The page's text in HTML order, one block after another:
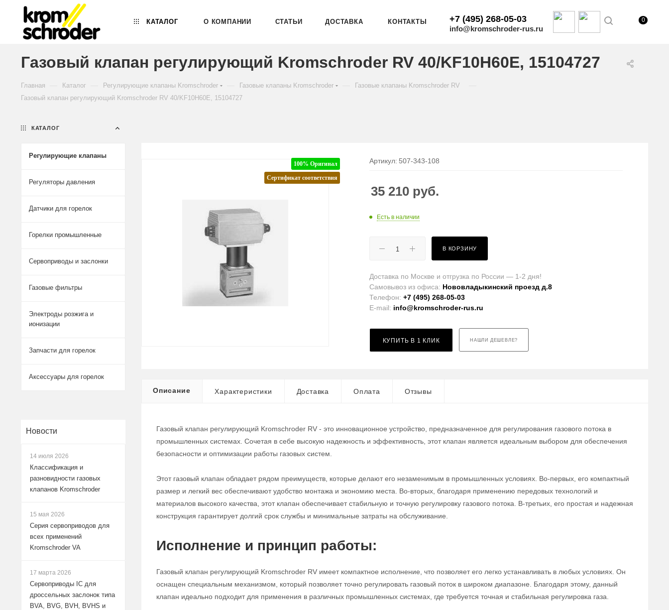
КАТАЛОГ О КОМПАНИИ СТАТЬИ ДОСТАВКА КОНТАКТЫ +7 (495) 268-05-03
info@kromschroder-rus.ru
0
Газовый клапан регулирующий Kromschroder RV 40/KF10H60E, 15104727
Главная Каталог Регулирующие клапаны Kromschroder Газовые клапаны Kromschroder Газовые клапаны Kromschroder RV
Газовый клапан регулирующий Kromschroder RV 40/KF10H60E, 15104727
100% Оригинал
Сертификат соответствия
Артикул: 507-343-108
35 210 руб.
Есть в наличии
В КОРЗИНУ
Доставка по Москве и отгрузка по России — 1-2 дня!
Самовывоз из офиса: Нововладыкинский проезд д.8
Телефон:+7 (495) 268-05-03
E-mail: info@kromschroder-rus.ru
КУПИТЬ В 1 КЛИК НАШЛИ ДЕШЕВЛЕ?
Описание Характеристики Доставка Оплата Отзывы
Газовый клапан регулирующий Kromschroder RV - это инновационное устройство, предназначенное для регулирования газового потока в
промышленных системах. Сочетая в себе высокую надежность и эффективность, этот клапан является идеальным выбором для обеспечения
безопасности и оптимизации работы газовых систем.
Этот газовый клапан обладает рядом преимуществ, которые делают его незаменимым в промышленных условиях. Во-первых, его компактный
размер и легкий вес обеспечивают удобство монтажа и экономию места. Во-вторых, благодаря применению передовых технологий и
материалов высокого качества, этот клапан обеспечивает стабильную и точную регулировку газового потока. В-третьих, его простая и надежная
конструкция гарантирует долгий срок службы и минимальные затраты на обслуживание.
Исполнение и принцип работы:
Газовый клапан регулирующий Kromschroder RV имеет компактное исполнение, что позволяет его легко устанавливать в любых условиях. Он
оснащен специальным механизмом, который позволяет точно регулировать газовый поток в широком диапазоне. Благодаря этому, данный
клапан идеально подходит для применения в различных промышленных системах, где требуется точная и стабильная регулировка газа.
КАТАЛОГ
Регулирующие клапаны
Регуляторы давления
Датчики для горелок
Горелки промышленные
Сервоприводы и заслонки
Газовые фильтры
Электроды розжига и
ионизации
Запчасти для горелок
Аксессуары для горелок
Новости
14 июля 2026
Классификация и
разновидности газовых
клапанов Kromschroder
15 мая 2026
Серия сервоприводов для
всех применений
Kromschroder VA
17 марта 2026
Сервоприводы IC для
дроссельных заслонок типа
BVA, BVG, BVH, BVHS и